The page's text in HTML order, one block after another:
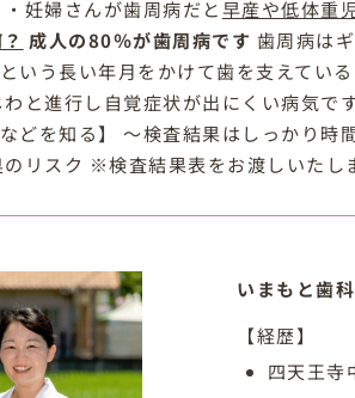
妊婦さんが歯周病だと早産や低体重
成人の80％が歯周病です 歯周病は
いう長い年月をかけて歯を支えてい
と進行し自覚症状が出にくい病気で
どを知る】 ～検査結果はしっかり時
リスク ※検査結果表をお渡しいたし
いまもと歯
【経歴】
四天王寺